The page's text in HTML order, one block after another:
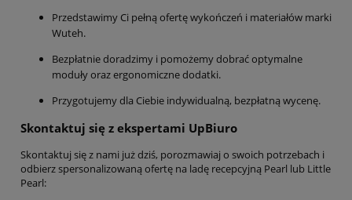
Przedstawimy Ci pełną ofertę wykończeń i materiałów marki
Wuteh.
Bezpłatnie doradzimy i pomożemy dobrać optymalne
moduły oraz ergonomiczne dodatki.
Przygotujemy dla Ciebie indywidualną, bezpłatną wycenę.
Skontaktuj się z ekspertami UpBiuro
Skontaktuj się z nami już dziś, porozmawiaj o swoich potrzebach i
odbierz spersonalizowaną ofertę na ladę recepcyjną Pearl lub Little
Pearl: